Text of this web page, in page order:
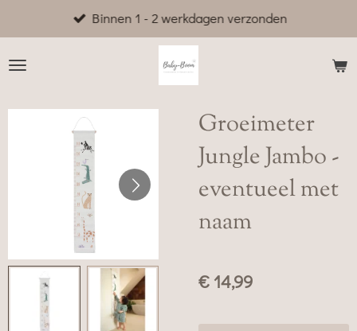
direct
naar
hoofdinhoud
Binnen 1 - 2 werkdagen verzonden
Groeimeter
Jungle Jambo -
eventueel met
naam
€ 14,99